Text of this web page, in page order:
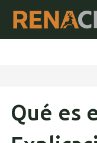
Qué es